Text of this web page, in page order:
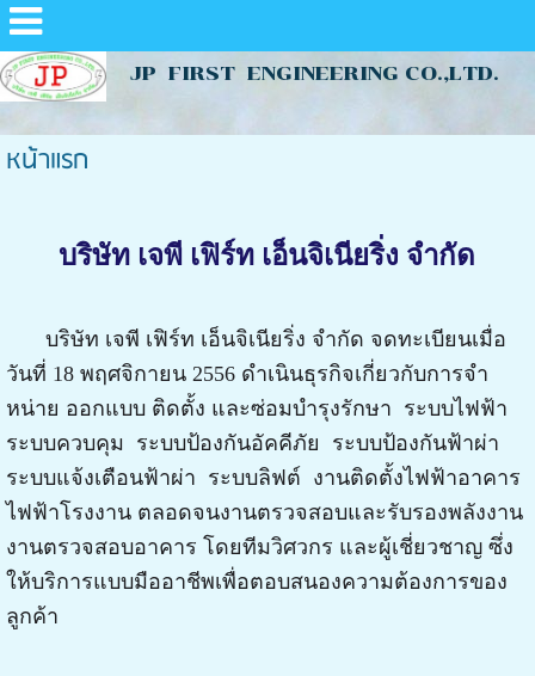
JP FIRST ENGINEERING CO.,LTD.
หน้าแรก
บริษัท เจพี เฟิร์ท เอ็นจิเนียริ่ง จำกัด
บริษัท เจพี เฟิร์ท เอ็นจิเนียริ่ง จํากัด จดทะเบียนเมื่อ
วันที่ 18 พฤศจิกายน 2556 ดําเนินธุรกิจเกี่ยวกับการจํา
หน่าย ออกแบบ ติดตั้ง และซ่อมบํารุงรักษา ระบบไฟฟ้า
ระบบควบคุม ระบบป้องกันอัคคีภัย ระบบป้องกันฟ้าผ่า
ระบบแจ้งเตือนฟ้าผ่า ระบบลิฟต์ งานติดตั้งไฟฟ้าอาคาร
ไฟฟ้าโรงงาน ตลอดจนงานตรวจสอบและรับรองพลังงาน
งานตรวจสอบอาคาร โดยทีมวิศวกร และผู้เชี่ยวชาญ ซึ่ง
ให้บริการแบบมืออาชีพเพื่อตอบสนองความต้องการของ
ลูกค้า